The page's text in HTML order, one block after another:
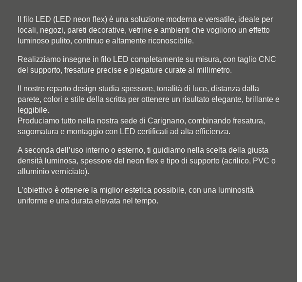
Il filo LED (LED neon flex) è una soluzione moderna e versatile, ideale per
locali, negozi, pareti decorative, vetrine e ambienti che vogliono un effetto
luminoso pulito, continuo e altamente riconoscibile.
Realizziamo insegne in filo LED completamente su misura, con taglio CNC
del supporto, fresature precise e piegature curate al millimetro.
Il nostro reparto design studia spessore, tonalità di luce, distanza dalla
parete, colori e stile della scritta per ottenere un risultato elegante, brillante e
leggibile.
Produciamo tutto nella nostra sede di Carignano, combinando fresatura,
sagomatura e montaggio con LED certificati ad alta efficienza.
A seconda dell’uso interno o esterno, ti guidiamo nella scelta della giusta
densità luminosa, spessore del neon flex e tipo di supporto (acrilico, PVC o
alluminio verniciato).
L’obiettivo è ottenere la miglior estetica possibile, con una luminosità
uniforme e una durata elevata nel tempo.